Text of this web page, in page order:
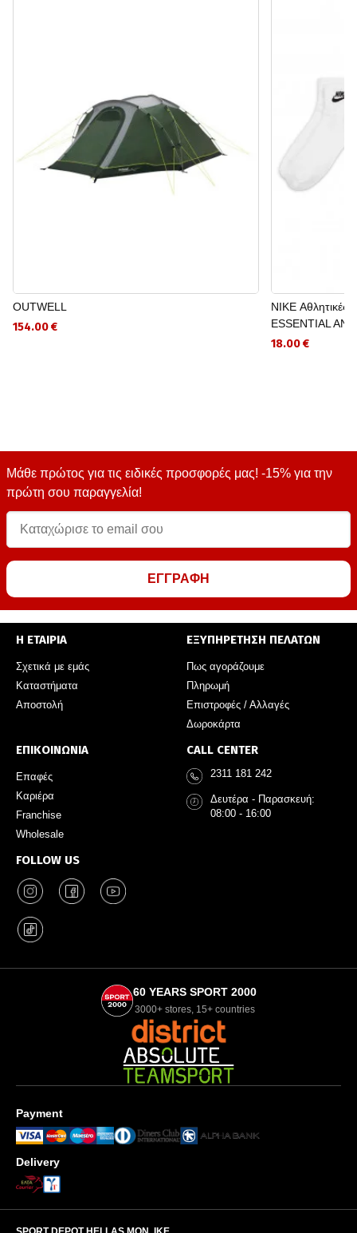
OUTWELL
154.00 €
NIKE Αθλητικές
ESSENTIAL AN
18.00 €
Μάθε πρώτος για τις ειδικές προσφορές μας! -15% για την
πρώτη σου παραγγελία!
ΕΓΓΡΑΦΗ
Η ΕΤΑΙΡΙΑ
Σχετικά με εμάς
Καταστήματα
Αποστολή
ΕΞΥΠΗΡΕΤΗΣΗ ΠΕΛΑΤΩΝ
Πως αγοράζουμε
Πληρωμή
Επιστροφές / Αλλαγές
Δωροκάρτα
ΕΠΙΚΟΙΝΩΝΙΑ
Επαφές
Καριέρα
Franchise
Wholesale
FOLLOW US
CALL CENTER
2311 181 242
Δευτέρα - Παρασκευή:
08:00 - 16:00
60 YEARS SPORT 2000
3000+ stores, 15+ countries
Payment
Delivery